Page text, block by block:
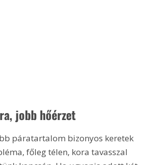
jobb hőérzet
páratartalom bizonyos keretek
főleg télen, kora tavasszal